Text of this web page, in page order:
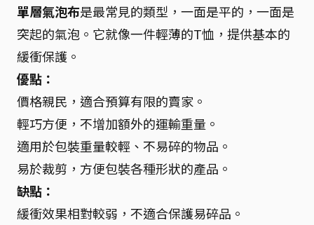
單層氣泡布是最常見的類型，一面是平的，一面是
突起的氣泡。它就像一件輕薄的T恤，提供基本的
緩衝保護。
優點：
價格親民，適合預算有限的賣家。
輕巧方便，不增加額外的運輸重量。
適用於包裝重量較輕、不易碎的物品。
易於裁剪，方便包裝各種形狀的產品。
缺點：
緩衝效果相對較弱，不適合保護易碎品。